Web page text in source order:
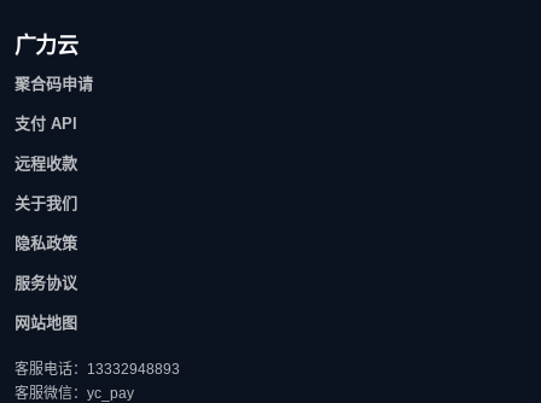
广力云
聚合码申请
支付 API
远程收款
关于我们
隐私政策
服务协议
网站地图
客服电话：13332948893
客服微信：yc_pay